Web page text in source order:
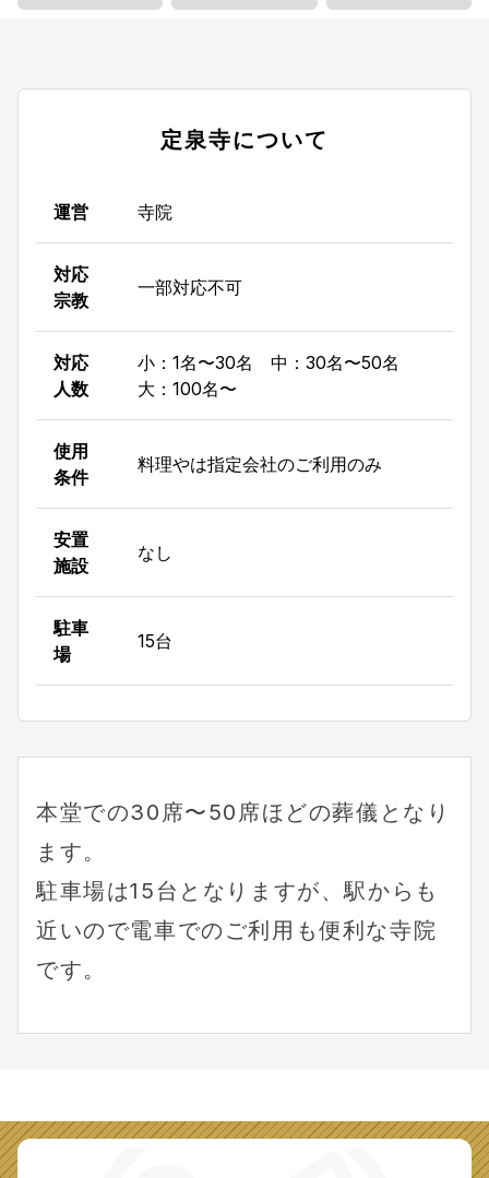
定泉寺について
運営 寺院
対応
宗教
一部対応不可
対応
人数
小：1名〜30名 中：30名〜50名
大：100名〜
使用
条件
料理やは指定会社のご利用のみ
安置
施設
なし
駐車
場
15台
本堂での30席〜50席ほどの葬儀となり
ます。
駐車場は15台となりますが、駅からも
近いので電車でのご利用も便利な寺院
です。